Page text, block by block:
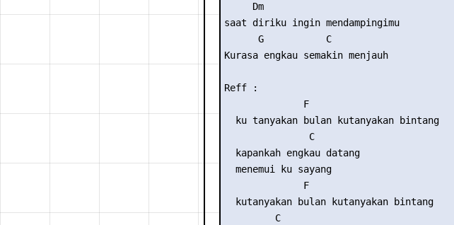
     Dm
saat diriku ingin mendampingimu
      G           C
Kurasa engkau semakin menjauh
Reff :
              F
  ku tanyakan bulan kutanyakan bintang
               C
  kapankah engkau datang
  menemui ku sayang
              F
  kutanyakan bulan kutanyakan bintang
         C